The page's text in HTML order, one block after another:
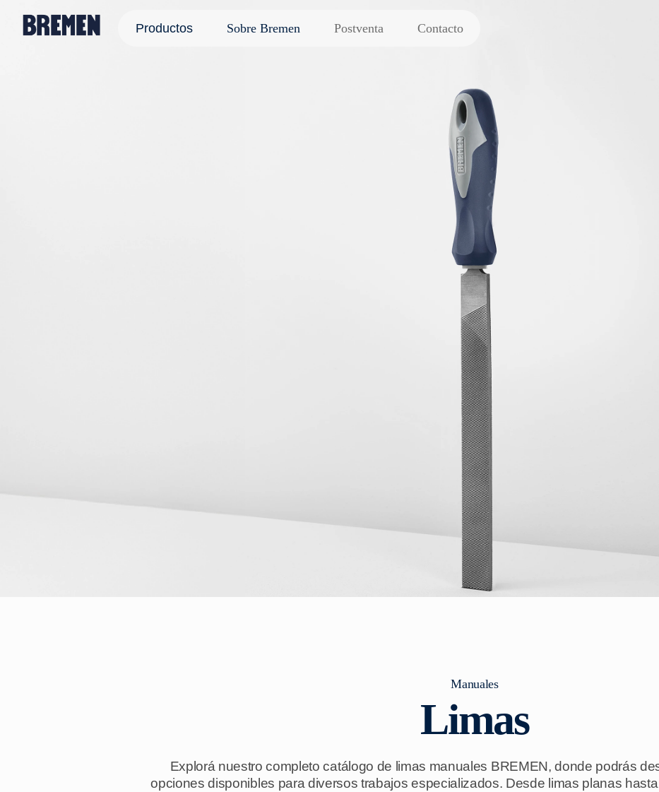
Productos Sobre Bremen Postventa Contacto
Manuales
Limas
Explorá nuestro completo catálogo de limas manuales BREMEN, donde podrás
opciones disponibles para diversos trabajos especializados. Desde limas planas